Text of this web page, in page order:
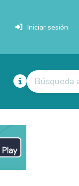
Iniciar sesión
Búsqueda